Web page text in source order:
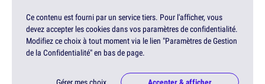
Ce contenu est fourni par un service tiers. Pour l'afficher, vous
devez accepter les cookies dans vos paramètres de confidentialité.
Modifiez ce choix à tout moment via le lien "Paramètres de Gestion
de la Confidentialité" en bas de page.